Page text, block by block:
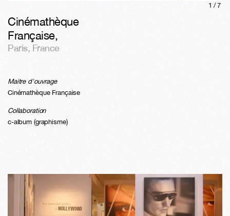
1/7
Cinémathèque
Française,
Paris, France
Maitre d'ouvrage
Cinémathèque Française
Collaboration
c-album (graphisme)